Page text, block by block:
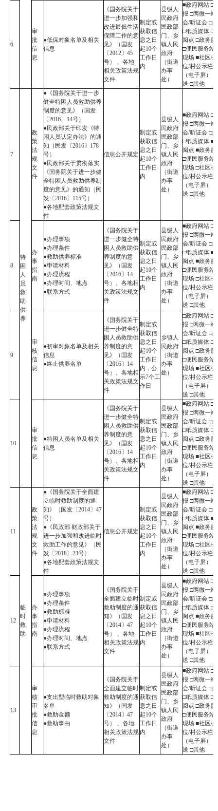
6
审
批
信
息
●低保对象名单及相关
信息
《国务院关于
进一步加强和
改进最低生活
保障工作的意
见》（国发
〔2012〕45
号） 、各地
相关政策法规
文件
制定或
获取信
息之日
起10个
工作日
内
县级人
民政府
民政部
门、乡
镇人民
政府
（街道
办事
处）
■政府网站 □
报 □两微一端
会/听证会 □
□纸质媒体 □
阅点 □政务
□便民服务站
现场 ■社区/
位/村公示栏
（电子屏）
送 □其他
7
特
困
人
员
救
助
供
养
政
策
法
规
文
件
●《国务院关于进一步
健全特困人员救助供养
制度的意见》（国发
〔2016〕14号）
●民政部关于印发《特
困人员认定办法》的通
知（民发〔2016〕178
号）
●民政部关于贯彻落实
《国务院关于进一步健
全特困人员救助供养制
度的意见》的通知（民
发〔2016〕115号）
●各地配套政策法规文
件
信息公开规定
制定或
获取信
息之日
起10个
工作日
内
县级人
民政府
民政部
门、乡
镇人民
政府
（街道
办事
处）
■政府网站 □
报 □两微一端
会/听证会 □
□纸质媒体 ■
阅点 ■政务
□便民服务站
现场 □社区/
位/村公示栏
（电子屏）
送 □其他
8
办
事
指
南
●办理事项
●办理条件
●救助供养标准
●申请材料
●办理流程
●办理时间、地点
●联系方式
《国务院关于
进一步健全特
困人员救助供
养制度的意
见》（国发
〔2016〕14
号）、各地相
关政策法规文
件
制定或
获取信
息之日
起10个
工作日
内
县级人
民政府
民政部
门、乡
镇人民
政府
（街道
办事
处）
■政府网站 □
报 □两微一端
会/听证会 □
□纸质媒体 ■
阅点 ■政务
□便民服务站
现场 □社区/
位/村公示栏
（电子屏）
送 □其他
9
审
核
信
息
●初审对象名单及相关
信息
●终止供养名单
《国务院关于
进一步健全特
困人员救助供
养制度的意
见》（国发
〔2016〕14
号）、各地相
关政策法规文
件
制定或
获取信
息之日
起10个
工作日
内，公
示7个工
作日
乡镇人
民政府
（街道
办事
处）
□政府网站 □
报 □两微一端
会/听证会 □
□纸质媒体 □
阅点 □政务
□便民服务站
现场 ■社区/
位/村公示栏
（电子屏）
送 □其他
10
审
批
信
息
●特困人员名单及相关
信息
《国务院关于
进一步健全特
困人员救助供
养制度的意
见》（国发
〔2016〕14
号）、各地相
关政策法规文
件
制定或
获取信
息之日
起10个
工作日
内
县级人
民政府
民政部
门、乡
镇人民
政府
（街道
办事
处）
■政府网站 □
报 □两微一端
会/听证会 □
□纸质媒体 □
阅点 □政务
□便民服务站
现场 ■社区/
位/村公示栏
（电子屏）
送 □其他
11
临
时
救
助
政
策
法
规
文
件
●《国务院关于全面建
立临时救助制度的通
知》（国发〔2014〕47
号）
●《民政部 财政部关于
进一步加强和改进临时
救助工作的意见》（民
发〔2018〕23号）
●各地配套政策法规文
件
信息公开规定
制定或
获取信
息之日
起10个
工作日
内
县级人
民政府
民政部
门、乡
镇人民
政府
（街道
办事
处）
■政府网站 □
报 □两微一端
会/听证会 □
□纸质媒体 ■
阅点 ■政务
□便民服务站
现场 □社区/
位/村公示栏
（电子屏）
送 □其他
12
办
事
指
南
●办理事项
●办理条件
●救助标准
●申请材料
●办理流程
●办理时间、地点
●联系方式
《国务院关于
全面建立临时
救助制度的通
知》（国发
〔2014〕47
号） 、各地
相关政策法规
文件
制定或
获取信
息之日
起10个
工作日
内
县级人
民政府
民政部
门、乡
镇人民
政府
（街道
办事
处）
■政府网站 □
报 □两微一端
会/听证会 □
□纸质媒体 □
阅点 ■政务
□便民服务站
现场 ■社区/
位/村公示栏
（电子屏）
送 □其他
13
审
核
审
批
信
息
●支出型临时救助对象
名单
●救助金额
●救助事由
《国务院关于
全面建立临时
救助制度的通
知》（国发
〔2014〕47
号） 、各地
相关政策法规
文件
制定或
获取信
息之日
起10个
工作日
内
县级人
民政府
民政部
门、乡
镇人民
政府
（街道
办事
处）
■政府网站 □
报 □两微一端
会/听证会 □
□纸质媒体 □
阅点 □政务
□便民服务站
现场 ■社区/
位/村公示栏
（电子屏）
送 □其他